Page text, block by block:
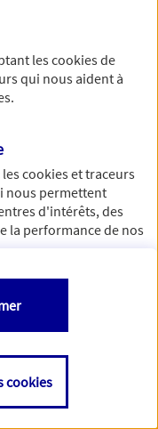
vous concernant. Pour
lescookiesde
qui nous aident à
cookies et traceurs
nous permettent
d'intérêts, des
la performance de nos
comme de
sur
cookies